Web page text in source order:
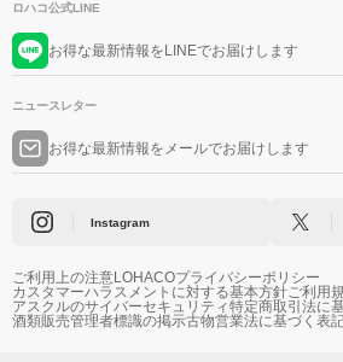
ロハコ公式LINE
お得な最新情報をLINEでお届けします
ニュースレター
お得な最新情報をメールでお届けします
Instagram
ご利用上の注意LOHACOプライバシーポリシー
カスタマーハラスメントに対する基本方針ご利用
アスクルのサイバーセキュリティ特定商取引法に
酒類販売管理者標識の掲示古物営業法に基づく表